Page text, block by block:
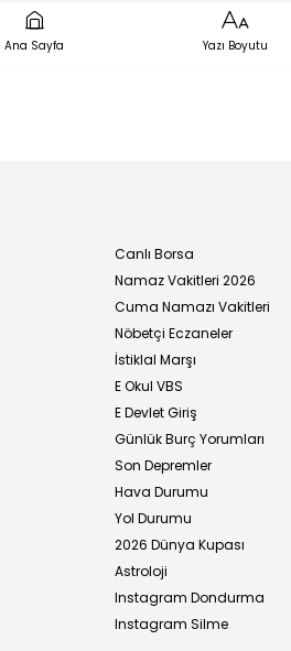
Katılırız
Ana Sayfa Yazı Boyutu
Canlı Borsa
Namaz Vakitleri 2026
Cuma Namazı Vakitleri
Nöbetçi Eczaneler
İstiklal Marşı
E Okul VBS
E Devlet Giriş
Günlük Burç Yorumları
Son Depremler
Hava Durumu
Yol Durumu
2026 Dünya Kupası
Astroloji
Instagram Dondurma
Instagram Silme